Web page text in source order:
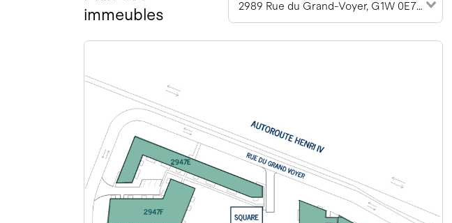
immeubles
2989 Rue du Grand-Voyer, G1W 0E7 (7)